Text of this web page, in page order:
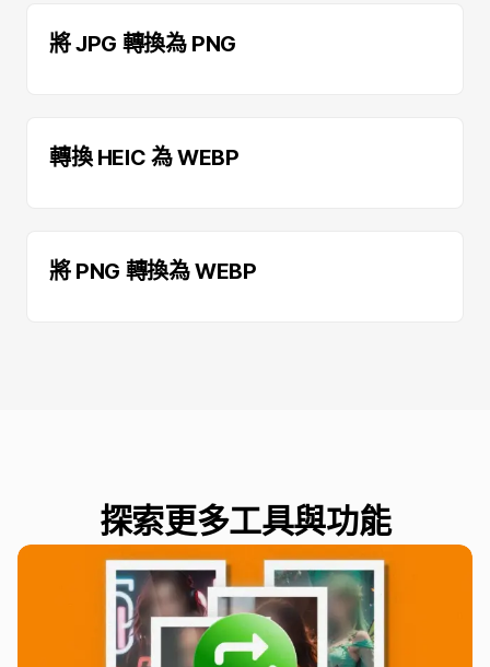
將 JPG 轉換為 PNG
轉換 HEIC 為 WEBP
將 PNG 轉換為 WEBP
探索更多工具與功能